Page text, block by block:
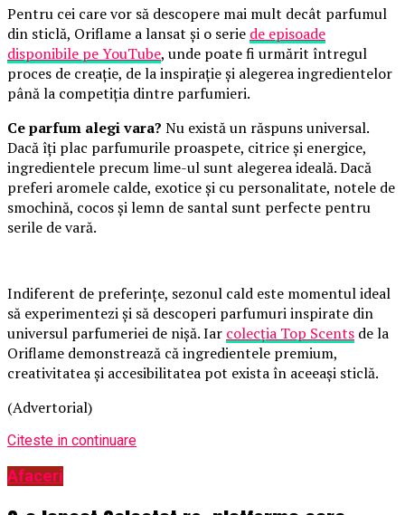
Pentru cei care vor să descopere mai mult decât parfumul
din sticlă, Oriflame a lansat și o serie de episoade
disponibile pe YouTube, unde poate fi urmărit întregul
proces de creație, de la inspirație și alegerea ingredientelor
până la competiția dintre parfumieri.
Ce parfum alegi vara? Nu există un răspuns universal.
Dacă îți plac parfumurile proaspete, citrice și energice,
ingredientele precum lime-ul sunt alegerea ideală. Dacă
preferi aromele calde, exotice și cu personalitate, notele de
smochină, cocos și lemn de santal sunt perfecte pentru
serile de vară.
Indiferent de preferințe, sezonul cald este momentul ideal
să experimentezi și să descoperi parfumuri inspirate din
universul parfumeriei de nișă. Iar colecția Top Scents de la
Oriflame demonstrează că ingredientele premium,
creativitatea și accesibilitatea pot exista în aceeași sticlă.
(Advertorial)
Citeste in continuare
Afaceri